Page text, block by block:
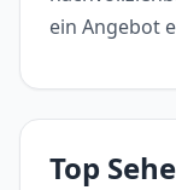
ein Angebot
Top